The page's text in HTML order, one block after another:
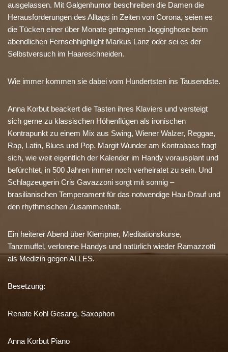
ausgelassen. Mit Galgenhumor beschreiben die Damen die
Herausforderungen des Alltags in Zeiten von Corona, seien es
die Tücken einer über Monate getragenen Jogginghose beim
abendlichen Fernsehhighlight Markus Lanz oder sei es der
Selbstversuch im Haareschneiden.
Wie immer kommen sie dabei vom Hundertsten ins Tausendste.
Anna Korbut beackert die Tasten ihres Klaviers und versteigt
sich gerne zu klassischen Höhenflügen als ironischen
Kontrapunkt zu einem Mix aus Swing, Wiener Walzer, Reggae,
Rap, Latin, Blues und Pop. Margit Wunder am Kontrabass fragt
sich, wie weit eigentlich der Kalender im Handy vorausplant und
befürchtet, in 500 Jahren immer noch verheiratet zu sein. Und
Schlagzeugerin Cris Gavazzoni sorgt mit sonnig –
brasilianischen Temperament für das notwendige Hau-Drauf und
den rhythmischen Zusammenhalt.
Ein heiterer Abend über Klempner, Meditationskurse,
Tanzmuffel, verlorene Handys und natürlich wieder Ramazzotti
als Medizin gegen ALLES.
Besetzung:
Renate Kohl Gesang, Saxophon
Anna Korbut Piano